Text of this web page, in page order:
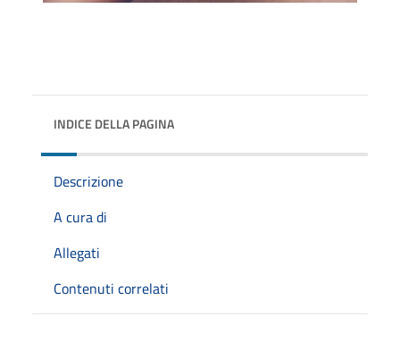
INDICE DELLA PAGINA
Descrizione
A cura di
Allegati
Contenuti correlati